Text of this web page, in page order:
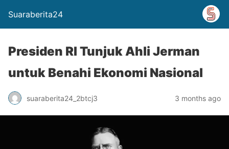
Suaraberita24
Presiden RI Tunjuk Ahli Jerman
untuk Benahi Ekonomi Nasional
suaraberita24_2btcj3 3 months ago